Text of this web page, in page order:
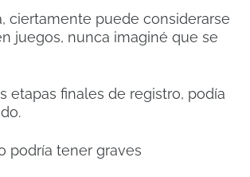
ciertamente puede considerarse
juegos, nunca imaginé que se
etapas finales de registro, podía
podría tener graves